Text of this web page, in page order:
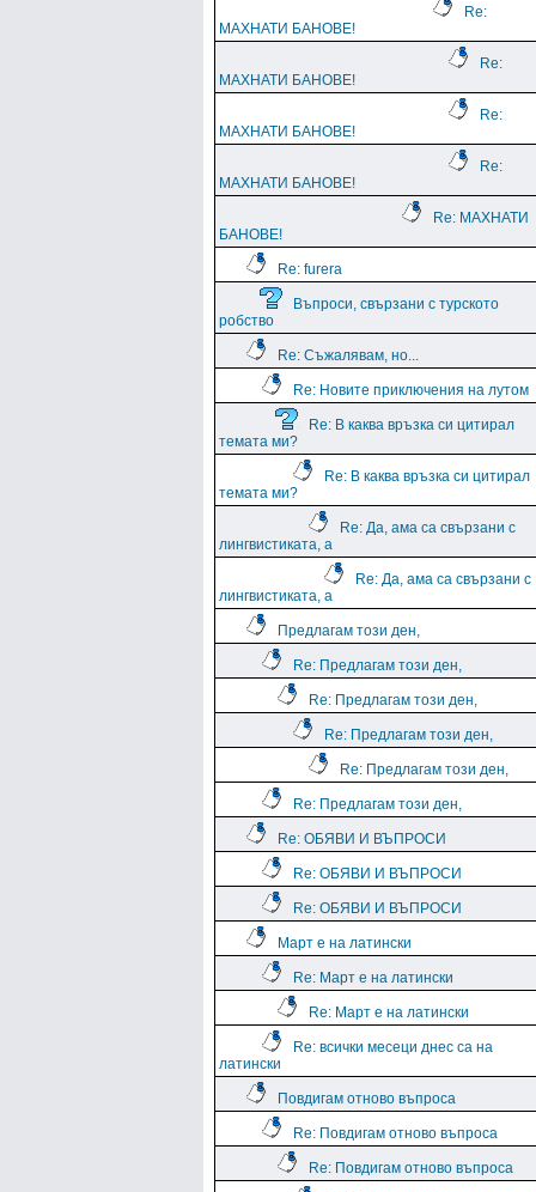
Re:
МАХНАТИ БАНОВЕ!
Re:
МАХНАТИ БАНОВЕ!
Re:
МАХНАТИ БАНОВЕ!
Re:
МАХНАТИ БАНОВЕ!
Re: МАХНАТИ
БАНОВЕ!
Re: furera
Въпроси, свързани с турското
робство
Re: Съжалявам, но...
Re: Новите приключения на лутом
Re: В каква връзка си цитирал
темата ми?
Re: В каква връзка си цитирал
темата ми?
Re: Да, ама са свързани с
лингвистиката, а
Re: Да, ама са свързани с
лингвистиката, а
Предлагам този ден,
Re: Предлагам този ден,
Re: Предлагам този ден,
Re: Предлагам този ден,
Re: Предлагам този ден,
Re: Предлагам този ден,
Re: ОБЯВИ И ВЪПРОСИ
Re: ОБЯВИ И ВЪПРОСИ
Re: ОБЯВИ И ВЪПРОСИ
Март е на латински
Re: Март е на латински
Re: Март е на латински
Re: всички месеци днес са на
латински
Повдигам отново въпроса
Re: Повдигам отново въпроса
Re: Повдигам отново въпроса